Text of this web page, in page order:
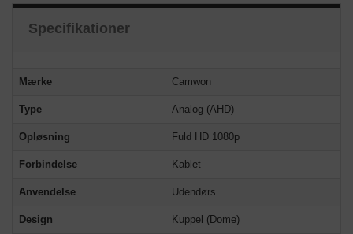
Specifikationer
Mærke Camwon
Type Analog (AHD)
Opløsning Fuld HD 1080p
Forbindelse Kablet
Anvendelse Udendørs
Design Kuppel (Dome)